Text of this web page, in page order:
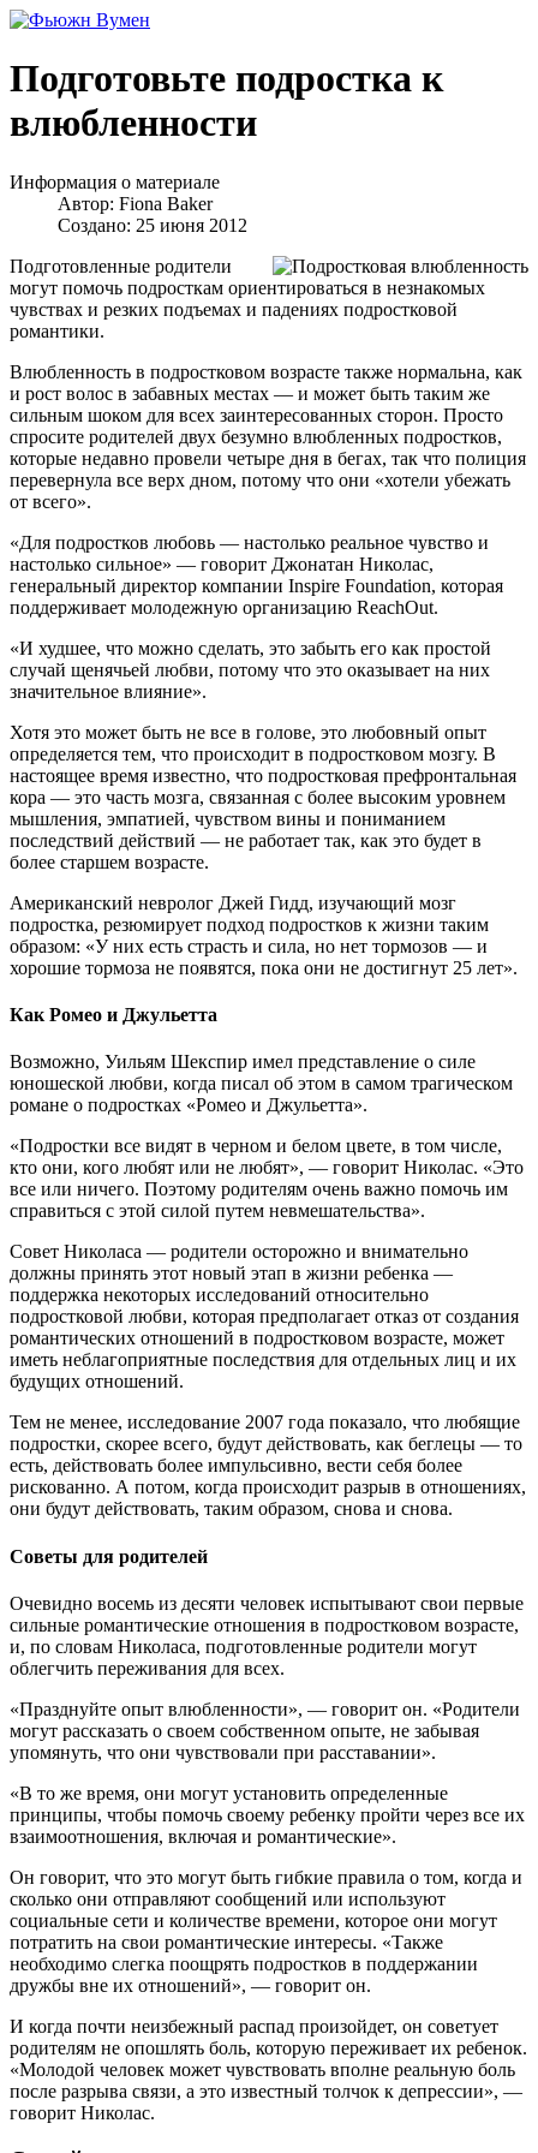
Подготовьте подростка к
влюбленности
Информация о материале
Автор: Fiona Baker
Создано: 25 июня 2012
Подготовленные родители
могут помочь подросткам ориентироваться в незнакомых
чувствах и резких подъемах и падениях подростковой
романтики.
Влюбленность в подростковом возрасте также нормальна, как
и рост волос в забавных местах — и может быть таким же
сильным шоком для всех заинтересованных сторон. Просто
спросите родителей двух безумно влюбленных подростков,
которые недавно провели четыре дня в бегах, так что полиция
перевернула все верх дном, потому что они «хотели убежать
от всего».
«Для подростков любовь — настолько реальное чувство и
настолько сильное» — говорит Джонатан Николас,
генеральный директор компании Inspire Foundation, которая
поддерживает молодежную организацию ReachOut.
«И худшее, что можно сделать, это забыть его как простой
случай щенячьей любви, потому что это оказывает на них
значительное влияние».
Хотя это может быть не все в голове, это любовный опыт
определяется тем, что происходит в подростковом мозгу. В
настоящее время известно, что подростковая префронтальная
кора — это часть мозга, связанная с более высоким уровнем
мышления, эмпатией, чувством вины и пониманием
последствий действий — не работает так, как это будет в
более старшем возрасте.
Американский невролог Джей Гидд, изучающий мозг
подростка, резюмирует подход подростков к жизни таким
образом: «У них есть страсть и сила, но нет тормозов — и
хорошие тормоза не появятся, пока они не достигнут 25 лет».
Как Ромео и Джульетта
Возможно, Уильям Шекспир имел представление о силе
юношеской любви, когда писал об этом в самом трагическом
романе о подростках «Ромео и Джульетта».
«Подростки все видят в черном и белом цвете, в том числе,
кто они, кого любят или не любят», — говорит Николас. «Это
все или ничего. Поэтому родителям очень важно помочь им
справиться с этой силой путем невмешательства».
Совет Николаса — родители осторожно и внимательно
должны принять этот новый этап в жизни ребенка —
поддержка некоторых исследований относительно
подростковой любви, которая предполагает отказ от создания
романтических отношений в подростковом возрасте, может
иметь неблагоприятные последствия для отдельных лиц и их
будущих отношений.
Тем не менее, исследование 2007 года показало, что любящие
подростки, скорее всего, будут действовать, как беглецы — то
есть, действовать более импульсивно, вести себя более
рискованно. А потом, когда происходит разрыв в отношениях,
они будут действовать, таким образом, снова и снова.
Советы для родителей
Очевидно восемь из десяти человек испытывают свои первые
сильные романтические отношения в подростковом возрасте,
и, по словам Николаса, подготовленные родители могут
облегчить переживания для всех.
«Празднуйте опыт влюбленности», — говорит он. «Родители
могут рассказать о своем собственном опыте, не забывая
упомянуть, что они чувствовали при расставании».
«В то же время, они могут установить определенные
принципы, чтобы помочь своему ребенку пройти через все их
взаимоотношения, включая и романтические».
Он говорит, что это могут быть гибкие правила о том, когда и
сколько они отправляют сообщений или используют
социальные сети и количестве времени, которое они могут
потратить на свои романтические интересы. «Также
необходимо слегка поощрять подростков в поддержании
дружбы вне их отношений», — говорит он.
И когда почти неизбежный распад произойдет, он советует
родителям не опошлять боль, которую переживает их ребенок.
«Молодой человек может чувствовать вполне реальную боль
после разрыва связи, а это известный толчок к депрессии», —
говорит Николас.